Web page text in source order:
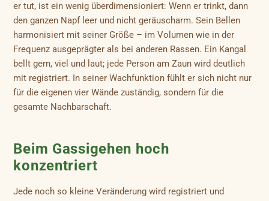
er tut, ist ein wenig überdimensioniert: Wenn er trinkt, dann
den ganzen Napf leer und nicht geräuscharm. Sein Bellen
harmonisiert mit seiner Größe – im Volumen wie in der
Frequenz ausgeprägter als bei anderen Rassen. Ein Kangal
bellt gern, viel und laut; jede Person am Zaun wird deutlich
mit registriert. In seiner Wachfunktion fühlt er sich nicht nur
für die eigenen vier Wände zuständig, sondern für die
gesamte Nachbarschaft.
Beim Gassigehen hoch
konzentriert
Jede noch so kleine Veränderung wird registriert und